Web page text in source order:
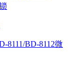
8111/BD-8112微